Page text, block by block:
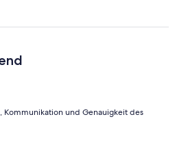
Kommunikation und Genauigkeit des